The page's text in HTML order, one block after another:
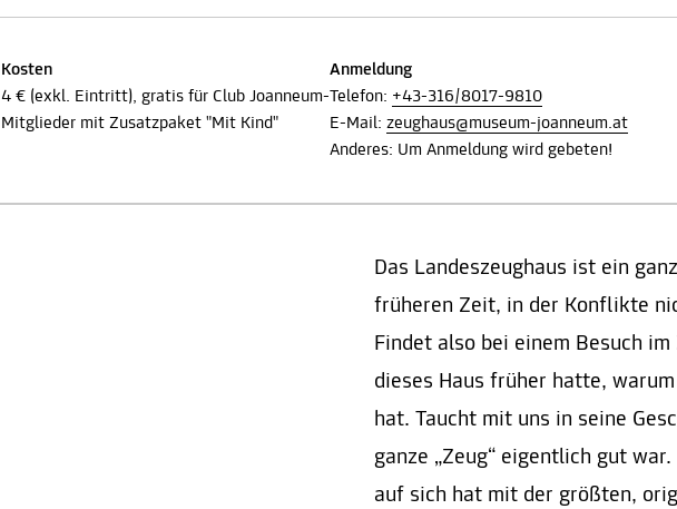
Kosten
4 € (exkl. Eintritt), gratis für Club Joanneum-
Mitglieder mit Zusatzpaket "Mit Kind"
Anmeldung
Telefon: +43-316/8017-9810
E-Mail: zeughaus@museum-joanneum.at
Anderes: Um Anmeldung wird gebeten!
Das Landeszeughaus ist ein
früheren Zeit, in der Konflikte
Findet also bei einem Besuch
dieses Haus früher hatte,
hat. Taucht mit uns in seine
ganze „Zeug“ eigentlich gut
auf sich hat mit der größten,